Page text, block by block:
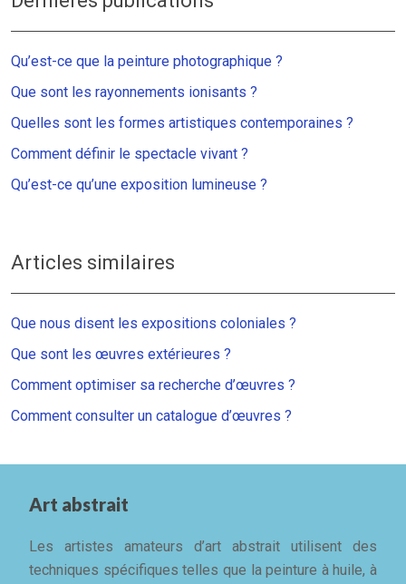
Qu’est-ce que la peinture photographique ?
Que sont les rayonnements ionisants ?
Quelles sont les formes artistiques contemporaines ?
Comment définir le spectacle vivant ?
Qu’est-ce qu’une exposition lumineuse ?
Articles similaires
Que nous disent les expositions coloniales ?
Que sont les œuvres extérieures ?
Comment optimiser sa recherche d’œuvres ?
Comment consulter un catalogue d’œuvres ?
Art abstrait
Les artistes amateurs d’art abstrait utilisent des
techniques spécifiques telles que la peinture à huile, à